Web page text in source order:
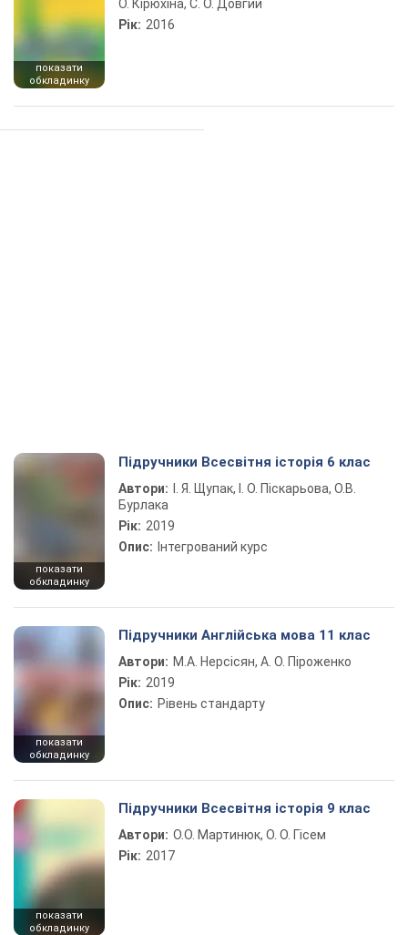
показати
обкладинку
О. Кірюхіна, С. О. Довгий
Рік: 2016
показати
обкладинку
Підручники Всесвітня історія 6 клас
Автори:
І. Я. Щупак, І. О. Піскарьова, О.В.
Бурлака
Рік: 2019
Опис: Інтегрований курс
показати
обкладинку
Підручники Англійська мова 11 клас
Автори: М.А. Нерсісян, А. О. Піроженко
Рік: 2019
Опис: Рівень стандарту
показати
обкладинку
Підручники Всесвітня історія 9 клас
Автори: О.О. Мартинюк, О. О. Гісем
Рік: 2017